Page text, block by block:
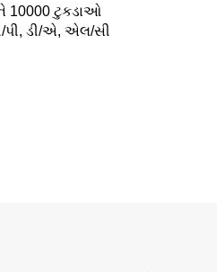
10000 ટુકડાઓ
પી, ડી/એ, એલ/સી